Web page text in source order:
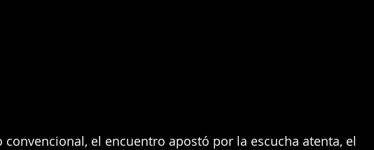
convencional, el encuentro apostó por la escucha atenta, el